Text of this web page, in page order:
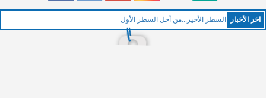
اخر اﻷخبار السطر الأخير...من أجل السطر الأول